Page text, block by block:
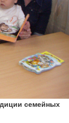
семейных